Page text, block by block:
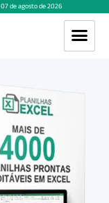
07deagostode2026